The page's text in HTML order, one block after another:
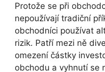
Protože se při
nepoužívají tradiční
obchodníci používat
rizik. Patří mezi ně
omezení částky
obchodu a vyhnutí se